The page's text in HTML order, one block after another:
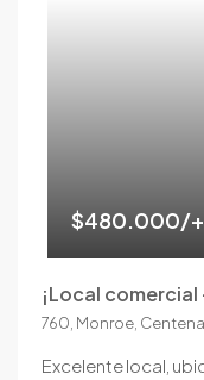
$480.000/+
¡Local
760, Monroe,
Excelente local,